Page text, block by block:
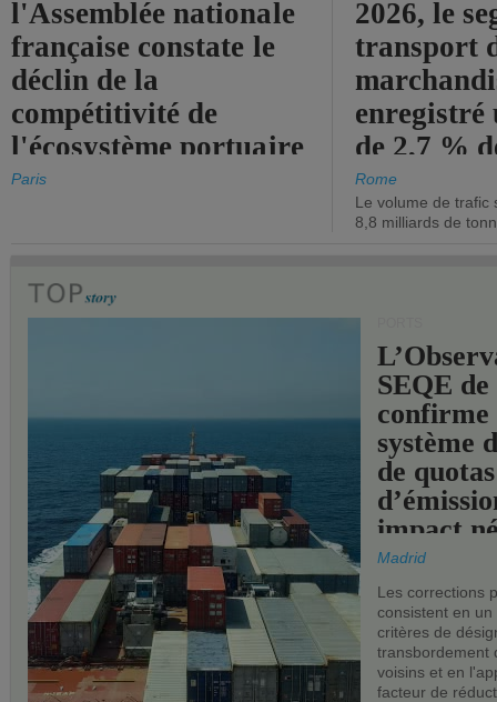
l'Assemblée nationale
française constate le
déclin de la
compétitivité de
l'écosystème portuaire
de l'État.
Paris
2026, le
transport
enregistré
de 2,7 %
chiffre
Rome
Le volume de trafic
8,8 milliards de
SEQE de
confirme
système
de quotas
impact
les ports
Madrid
Les corrections
consistent en
critères de
transbordement
voisins et en
facteur de